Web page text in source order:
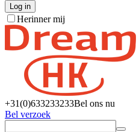
Log in
Herinner mij
+31(0)633233233Bel ons nu
Bel verzoek